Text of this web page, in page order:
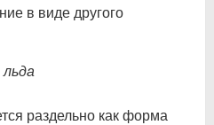
в виде другого
льда
раздельно как форма